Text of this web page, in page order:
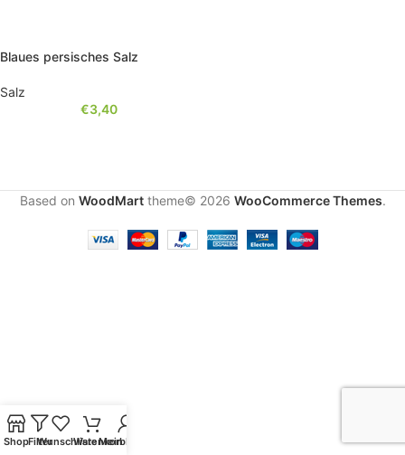
Blaues persisches Salz
Salz
€3,40
Based on WoodMarttheme© 2026 WooCommerce Themes.
ShopFilter
WunschlisteWarenkorbMein Konto